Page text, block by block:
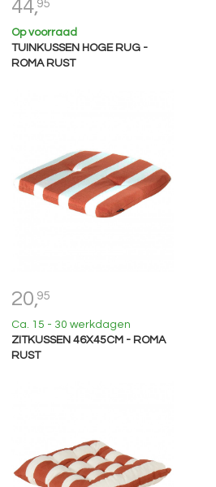
44,95
Op voorraad
TUINKUSSEN HOGE RUG -
ROMA RUST
20,95
Ca. 15 - 30 werkdagen
ZITKUSSEN 46X45CM - ROMA
RUST